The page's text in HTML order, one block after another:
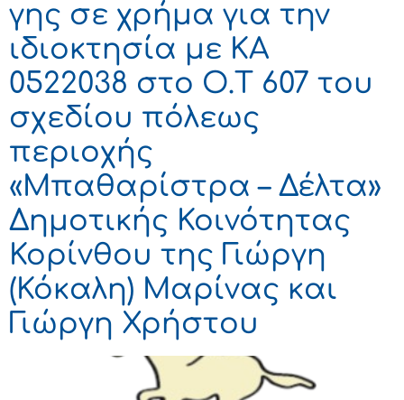
γης σε χρήμα για την
ιδιοκτησία με ΚΑ
0522038 στο Ο.Τ 607 του
σχεδίου πόλεως
περιοχής
«Μπαθαρίστρα – Δέλτα»
Δημοτικής Κοινότητας
Κορίνθου της Γιώργη
(Κόκαλη) Μαρίνας και
Γιώργη Χρήστου